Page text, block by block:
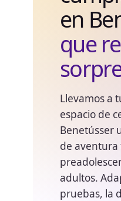
en
que
Llevamos a
espacio de
Benetússer
de
adultos.
pruebas, la